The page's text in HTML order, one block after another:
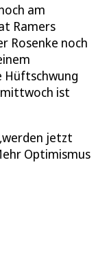
am
Ramers
Rosenke noch
Hüftschwung
ist
jetzt
Optimismus